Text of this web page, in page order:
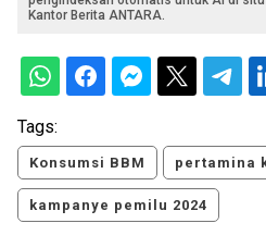
Kantor Berita ANTARA.
Tags:
Konsumsi BBM pertamina
kampanye pemilu 2024